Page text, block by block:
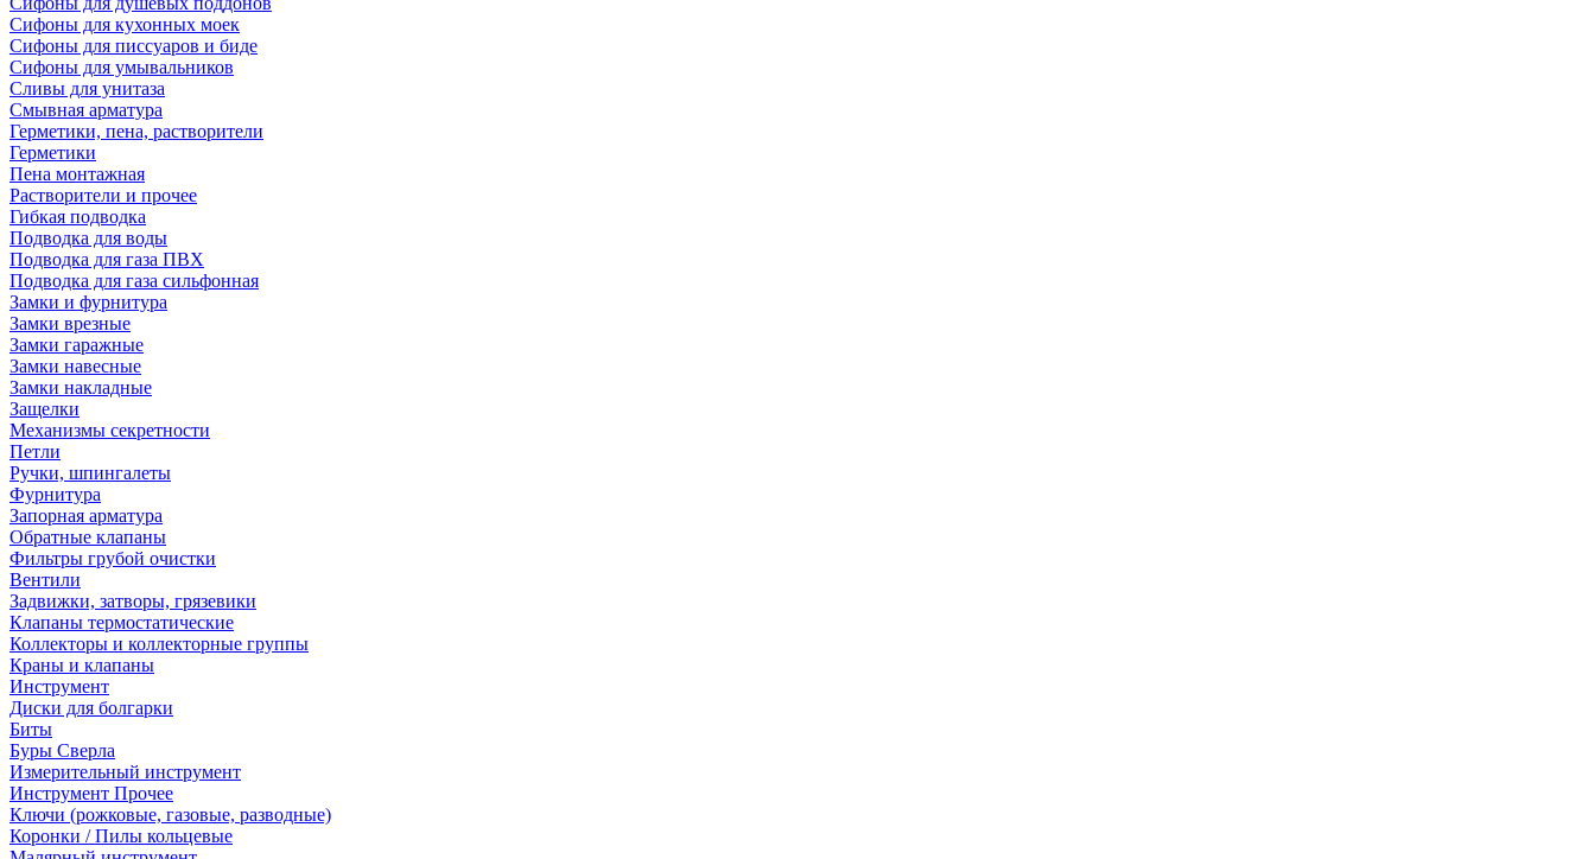
Сифоны для кухонных моек
Сифоны для писсуаров и биде
Сифоны для умывальников
Сливы для унитаза
Смывная арматура
Герметики, пена, растворители
Герметики
Пена монтажная
Растворители и прочее
Гибкая подводка
Подводка для воды
Подводка для газа ПВХ
Подводка для газа сильфонная
Замки и фурнитура
Замки врезные
Замки гаражные
Замки навесные
Замки накладные
Защелки
Механизмы секретности
Петли
Ручки, шпингалеты
Фурнитура
Запорная арматура
Обратные клапаны
Фильтры грубой очистки
Вентили
Задвижки, затворы, грязевики
Клапаны термостатические
Коллекторы и коллекторные группы
Краны и клапаны
Инструмент
Диски для болгарки
Биты
Буры Сверла
Измерительный инструмент
Инструмент Прочее
Ключи (рожковые, газовые, разводные)
Коронки / Пилы кольцевые